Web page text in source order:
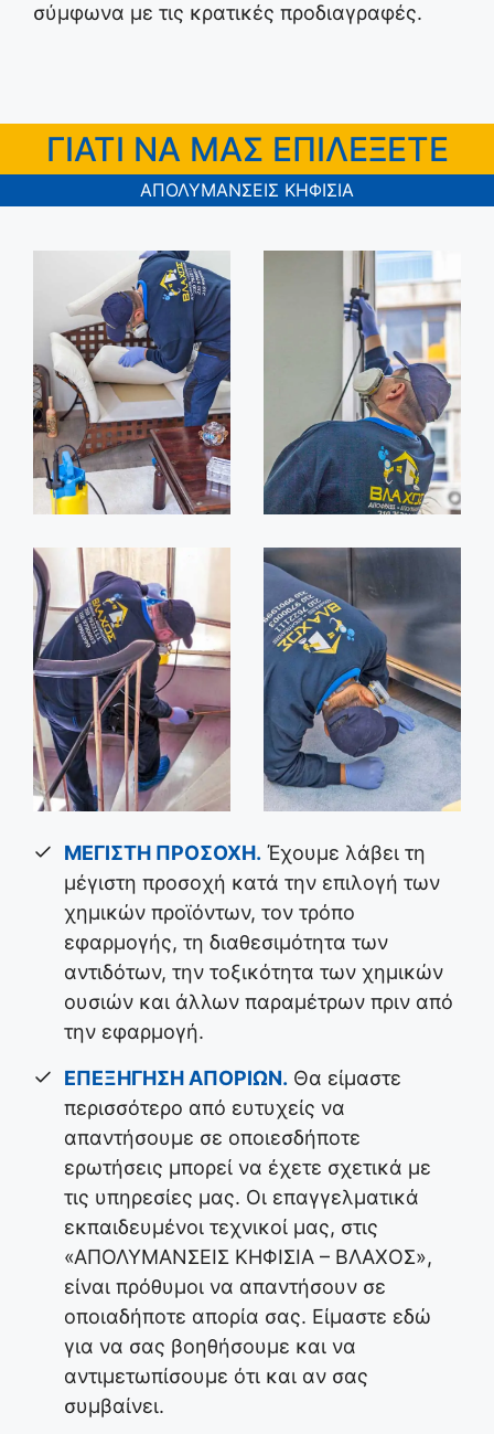
σύμφωνα με τις κρατικές προδιαγραφές.
ΓΙΑΤΙ ΝΑ ΜΑΣ ΕΠΙΛΕΞΕΤΕ
ΑΠΟΛΥΜΑΝΣΕΙΣ ΚΗΦΙΣΙΑ
ΜΕΓΙΣΤΗ ΠΡΟΣΟΧΗ. Έχουμε λάβει τη
μέγιστη προσοχή κατά την επιλογή των
χημικών προϊόντων, τον τρόπο
εφαρμογής, τη διαθεσιμότητα των
αντιδότων, την τοξικότητα των χημικών
ουσιών και άλλων παραμέτρων πριν από
την εφαρμογή.
ΕΠΕΞΗΓΗΣΗ ΑΠΟΡΙΩΝ. Θα είμαστε
περισσότερο από ευτυχείς να
απαντήσουμε σε οποιεσδήποτε
ερωτήσεις μπορεί να έχετε σχετικά με
τις υπηρεσίες μας. Οι επαγγελματικά
εκπαιδευμένοι τεχνικοί μας, στις
«ΑΠΟΛΥΜΑΝΣΕΙΣ ΚΗΦΙΣΙΑ – ΒΛΑΧΟΣ»,
είναι πρόθυμοι να απαντήσουν σε
οποιαδήποτε απορία σας. Είμαστε εδώ
για να σας βοηθήσουμε και να
αντιμετωπίσουμε ότι και αν σας
συμβαίνει.